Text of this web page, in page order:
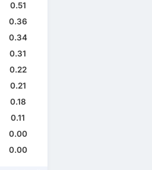
0.51
0.36
0.34
0.31
0.22
0.21
0.18
0.11
0.00
0.00